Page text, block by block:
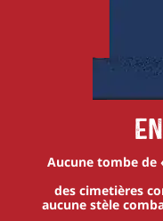
Aucune tombe de
des cimetières
aucune stèle